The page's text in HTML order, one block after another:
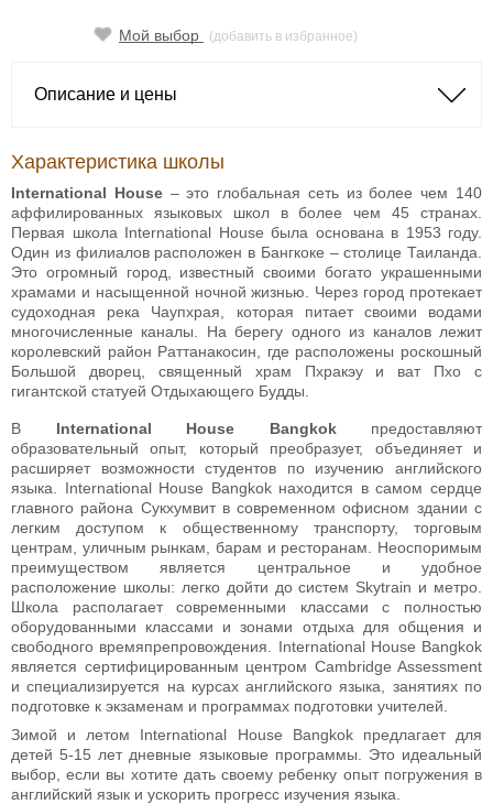
Мой выбор (добавить в избранное)
Описание и цены
Характеристика школы
International House– это глобальная сеть из более чем 140
аффилированных языковых школ в более чем 45 странах.
Первая школа International House была основана в 1953 году.
Один из филиалов расположен в Бангкоке – столице Таиланда.
Это огромный город, известный своими богато украшенными
храмами и насыщенной ночной жизнью. Через город протекает
судоходная река Чаупхрая, которая питает своими водами
многочисленные каналы. На берегу одного из каналов лежит
королевский район Раттанакосин, где расположены роскошный
Большой дворец, священный храм Пхракэу и ват Пхо с
гигантской статуей Отдыхающего Будды.
В International House Bangkokпредоставляют
образовательный опыт, который преобразует, объединяет и
расширяет возможности студентов по изучению английского
языка. International House Bangkok находится в самом сердце
главного района Сукхумвит в современном офисном здании с
легким доступом к общественному транспорту, торговым
центрам, уличным рынкам, барам и ресторанам. Неоспоримым
преимуществом является центральное и удобное
расположение школы: легко дойти до систем Skytrain и метро.
Школа располагает современными классами с полностью
оборудованными классами и зонами отдыха для общения и
свободного времяпрепровождения. International House Bangkok
является сертифицированным центром Cambridge Assessment
и специализируется на курсах английского языка, занятиях по
подготовке к экзаменам и программах подготовки учителей.
Зимой и летом International House Bangkok предлагает для
детей 5-15 лет дневные языковые программы. Это идеальный
выбор, если вы хотите дать своему ребенку опыт погружения в
английский язык и ускорить прогресс изучения языка.